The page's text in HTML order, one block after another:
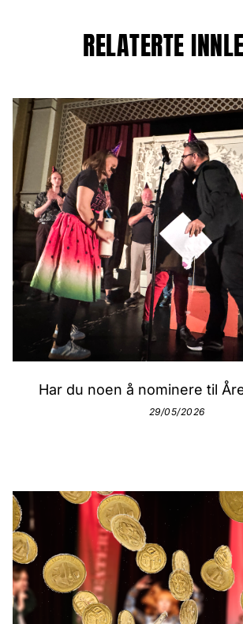
RELATERTE
Har du noen å nominere til
29/05/2026